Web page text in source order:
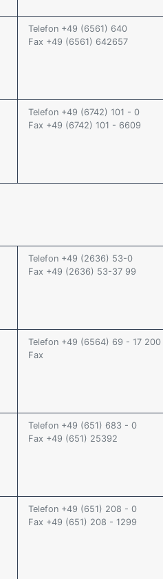
Telefon +49 (6561) 640
Fax +49 (6561) 642657
Telefon +49 (6742) 101 - 0
Fax +49 (6742) 101 - 6609
Telefon +49 (2636) 53-0
Fax +49 (2636) 53-37 99
Telefon +49 (6564) 69 - 17 200
Fax
Telefon +49 (651) 683 - 0
Fax +49 (651) 25392
Telefon +49 (651) 208 - 0
Fax +49 (651) 208 - 1299